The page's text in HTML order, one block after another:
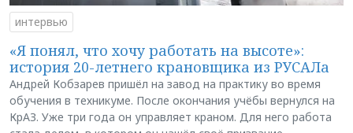
интервью
«Я понял, что хочу работать на высоте»:
история 20-летнего крановщика из РУСАЛа
Андрей Кобзарев пришёл на завод на практику во время
обучения в техникуме. После окончания учёбы вернулся на
КрАЗ. Уже три года он управляет краном. Для него работа